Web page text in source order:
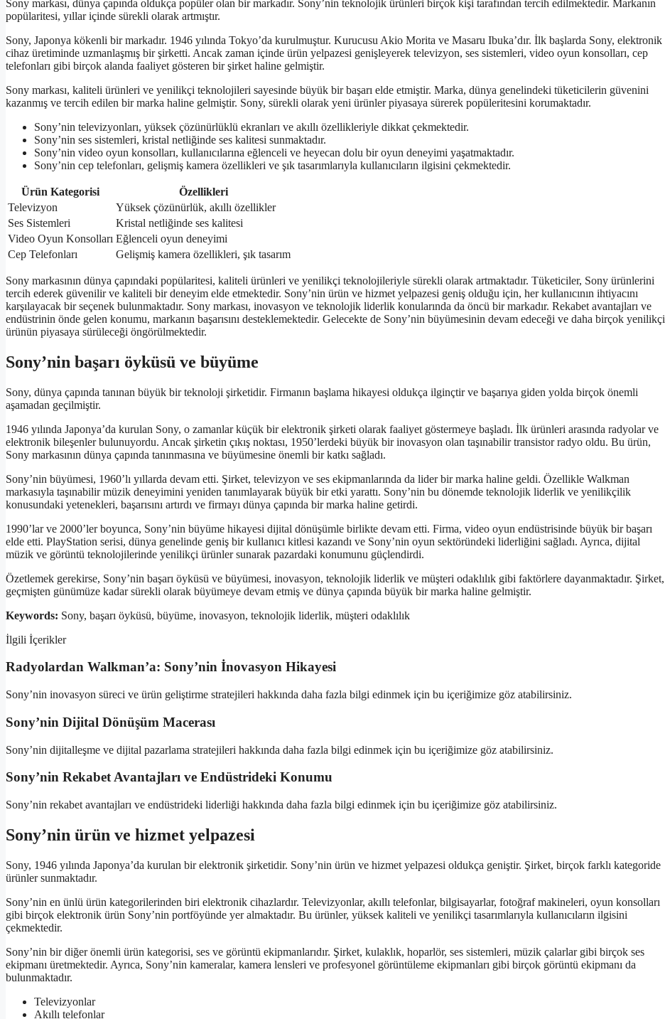
Sony markası, dünya çapında oldukça popüler olan bir markadır. Sony’nin teknolojik ürünleri birçok kişi tarafından tercih edilmektedir. Markanın
popülaritesi, yıllar içinde sürekli olarak artmıştır.
Sony, Japonya kökenli bir markadır. 1946 yılında Tokyo’da kurulmuştur. Kurucusu Akio Morita ve Masaru Ibuka’dır. İlk başlarda Sony, elektronik
cihaz üretiminde uzmanlaşmış bir şirketti. Ancak zaman içinde ürün yelpazesi genişleyerek televizyon, ses sistemleri, video oyun konsolları, cep
telefonları gibi birçok alanda faaliyet gösteren bir şirket haline gelmiştir.
Sony markası, kaliteli ürünleri ve yenilikçi teknolojileri sayesinde büyük bir başarı elde etmiştir. Marka, dünya genelindeki tüketicilerin güvenini
kazanmış ve tercih edilen bir marka haline gelmiştir. Sony, sürekli olarak yeni ürünler piyasaya sürerek popüleritesini korumaktadır.
Sony’nin televizyonları, yüksek çözünürlüklü ekranları ve akıllı özellikleriyle dikkat çekmektedir.
Sony’nin ses sistemleri, kristal netliğinde ses kalitesi sunmaktadır.
Sony’nin video oyun konsolları, kullanıcılarına eğlenceli ve heyecan dolu bir oyun deneyimi yaşatmaktadır.
Sony’nin cep telefonları, gelişmiş kamera özellikleri ve şık tasarımlarıyla kullanıcıların ilgisini çekmektedir.
Ürün Kategorisi
Özellikleri
Televizyon
Yüksek çözünürlük, akıllı özellikler
Ses Sistemleri
Kristal netliğinde ses kalitesi
Video Oyun Konsolları Eğlenceli oyun deneyimi
Cep Telefonları
Gelişmiş kamera özellikleri, şık tasarım
Sony markasının dünya çapındaki popülaritesi, kaliteli ürünleri ve yenilikçi teknolojileriyle sürekli olarak artmaktadır. Tüketiciler, Sony ürünlerini
tercih ederek güvenilir ve kaliteli bir deneyim elde etmektedir. Sony’nin ürün ve hizmet yelpazesi geniş olduğu için, her kullanıcının ihtiyacını
karşılayacak bir seçenek bulunmaktadır. Sony markası, inovasyon ve teknolojik liderlik konularında da öncü bir markadır. Rekabet avantajları ve
endüstrinin önde gelen konumu, markanın başarısını desteklemektedir. Gelecekte de Sony’nin büyümesinin devam edeceği ve daha birçok yenilikçi
ürünün piyasaya sürüleceği öngörülmektedir.
Sony’nin başarı öyküsü ve büyüme
Sony, dünya çapında tanınan büyük bir teknoloji şirketidir. Firmanın başlama hikayesi oldukça ilginçtir ve başarıya giden yolda birçok önemli
aşamadan geçilmiştir.
1946 yılında Japonya’da kurulan Sony, o zamanlar küçük bir elektronik şirketi olarak faaliyet göstermeye başladı. İlk ürünleri arasında radyolar ve
elektronik bileşenler bulunuyordu. Ancak şirketin çıkış noktası, 1950’lerdeki büyük bir inovasyon olan taşınabilir transistor radyo oldu. Bu ürün,
Sony markasının dünya çapında tanınmasına ve büyümesine önemli bir katkı sağladı.
Sony’nin büyümesi, 1960’lı yıllarda devam etti. Şirket, televizyon ve ses ekipmanlarında da lider bir marka haline geldi. Özellikle Walkman
markasıyla taşınabilir müzik deneyimini yeniden tanımlayarak büyük bir etki yarattı. Sony’nin bu dönemde teknolojik liderlik ve yenilikçilik
konusundaki yetenekleri, başarısını artırdı ve firmayı dünya çapında bir marka haline getirdi.
1990’lar ve 2000’ler boyunca, Sony’nin büyüme hikayesi dijital dönüşümle birlikte devam etti. Firma, video oyun endüstrisinde büyük bir başarı
elde etti. PlayStation serisi, dünya genelinde geniş bir kullanıcı kitlesi kazandı ve Sony’nin oyun sektöründeki liderliğini sağladı. Ayrıca, dijital
müzik ve görüntü teknolojilerinde yenilikçi ürünler sunarak pazardaki konumunu güçlendirdi.
Özetlemek gerekirse, Sony’nin başarı öyküsü ve büyümesi, inovasyon, teknolojik liderlik ve müşteri odaklılık gibi faktörlere dayanmaktadır. Şirket,
geçmişten günümüze kadar sürekli olarak büyümeye devam etmiş ve dünya çapında büyük bir marka haline gelmiştir.
Keywords: Sony, başarı öyküsü, büyüme, inovasyon, teknolojik liderlik, müşteri odaklılık
İlgili İçerikler
Radyolardan Walkman’a: Sony’nin İnovasyon Hikayesi
Sony’nin inovasyon süreci ve ürün geliştirme stratejileri hakkında daha fazla bilgi edinmek için bu içeriğimize göz atabilirsiniz.
Sony’nin Dijital Dönüşüm Macerası
Sony’nin dijitalleşme ve dijital pazarlama stratejileri hakkında daha fazla bilgi edinmek için bu içeriğimize göz atabilirsiniz.
Sony’nin Rekabet Avantajları ve Endüstrideki Konumu
Sony’nin rekabet avantajları ve endüstrideki liderliği hakkında daha fazla bilgi edinmek için bu içeriğimize göz atabilirsiniz.
Sony’nin ürün ve hizmet yelpazesi
Sony, 1946 yılında Japonya’da kurulan bir elektronik şirketidir. Sony’nin ürün ve hizmet yelpazesi oldukça geniştir. Şirket, birçok farklı kategoride
ürünler sunmaktadır.
Sony’nin en ünlü ürün kategorilerinden biri elektronik cihazlardır. Televizyonlar, akıllı telefonlar, bilgisayarlar, fotoğraf makineleri, oyun konsolları
gibi birçok elektronik ürün Sony’nin portföyünde yer almaktadır. Bu ürünler, yüksek kaliteli ve yenilikçi tasarımlarıyla kullanıcıların ilgisini
çekmektedir.
Sony’nin bir diğer önemli ürün kategorisi, ses ve görüntü ekipmanlarıdır. Şirket, kulaklık, hoparlör, ses sistemleri, müzik çalarlar gibi birçok ses
ekipmanı üretmektedir. Ayrıca, Sony’nin kameralar, kamera lensleri ve profesyonel görüntüleme ekipmanları gibi birçok görüntü ekipmanı da
bulunmaktadır.
Televizyonlar
Akıllı telefonlar